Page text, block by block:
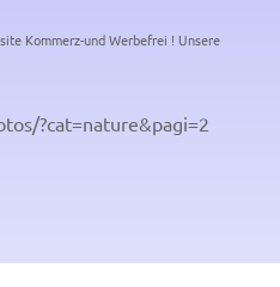
Kommerz-und Werbefrei ! Unsere
?cat=nature&pagi=2